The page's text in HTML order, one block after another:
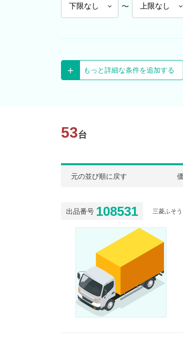
〜
もっと詳細な条件を追加する
53台
元の並び順に戻す
出品番号 108531 三菱ふそう